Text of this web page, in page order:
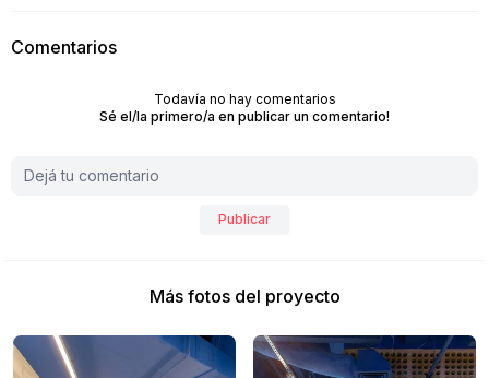
Comentarios
Todavía no hay comentarios
Sé el/la primero/a en publicar un comentario!
Publicar
Más fotos del proyecto